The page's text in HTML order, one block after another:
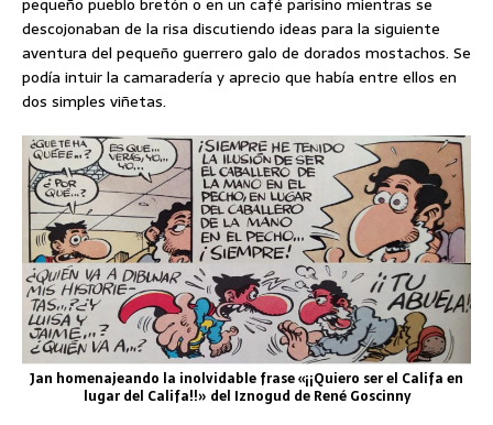
descojonaban de la risa discutiendo ideas para la siguiente
aventura del pequeño guerrero galo de dorados mostachos. Se
podía intuir la camaradería y aprecio que había entre ellos en
dos simples viñetas.
Jan homenajeando la inolvidable frase «¡¡Quiero ser el Califa en
lugar del Califa!!» del Iznogud de René Goscinny